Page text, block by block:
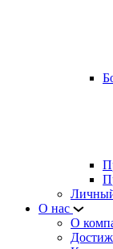
О нас
О